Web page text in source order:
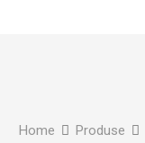
Home Produse